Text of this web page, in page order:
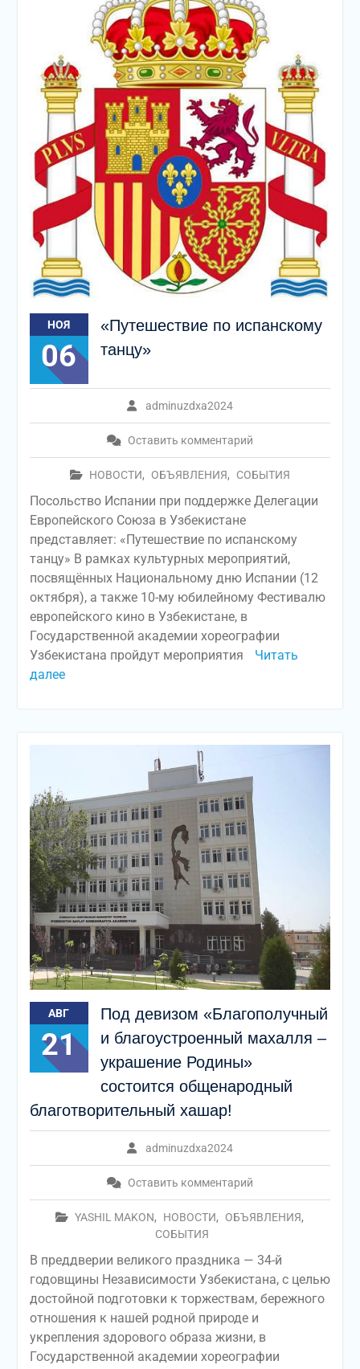
НОЯ
06
«Путешествие по испанскому
танцу»
adminuzdxa2024
Оставить комментарий
НОВОСТИ, ОБЪЯВЛЕНИЯ, СОБЫТИЯ
Посольство Испании при поддержке Делегации
Европейского Союза в Узбекистане
представляет: «Путешествие по испанскому
танцу» В рамках культурных мероприятий,
посвящённых Национальному дню Испании (12
октября), а также 10-му юбилейному Фестивалю
европейского кино в Узбекистане, в
Государственной академии хореографии
Узбекистана пройдут мероприятия
Читать
далее
АВГ
21
Под девизом «Благополучный
и благоустроенный махалля –
украшение Родины»
состоится общенародный
благотворительный хашар!
adminuzdxa2024
Оставить комментарий
YASHIL MAKON, НОВОСТИ, ОБЪЯВЛЕНИЯ,
СОБЫТИЯ
В преддверии великого праздника — 34-й
годовщины Независимости Узбекистана, с целью
достойной подготовки к торжествам, бережного
отношения к нашей родной природе и
укрепления здорового образа жизни, в
Государственной академии хореографии